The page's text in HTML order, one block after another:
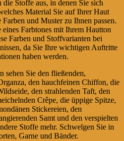
Stoffe aus, in denen Sie sich
Material Sie auf Ihrer Haut
und Muster zu Ihnen passen.
Farbtones mit Ihrem Hautton
Farben und Stoffvarianten bei
da Sie Ihre wichtigen Auftritte
haben werden.
sehen Sie den fließenden,
den hauchfeinen Chiffon, die
den strahlenden Taft, den
Crêpe, die üppige Spitze,
Stickereien, den
Samt und den verspielten
Stoffe mehr. Schwelgen Sie in
Garne und Bänder.